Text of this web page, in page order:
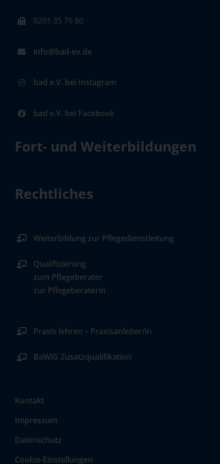
0201 35 79 80
info@bad-ev.de
bad e.V. bei Instagram
bad e.V. bei Facebook
Fort- und Weiterbildungen
Rechtliches
Weiterbildung zur Pflegedienstleitung
Qualifizierung
zum Pflegeberater
zur Pflegeberaterin
Praxis lehren – Praxisanleiter/in
BaWiG Zusatzqualifikation
Kontakt
Impressum
Datenschutz
Cookie-Einstellungen